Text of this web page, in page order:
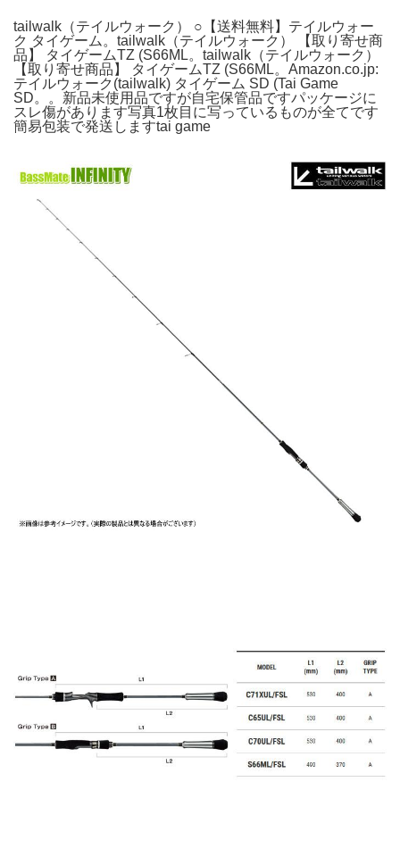
tailwalk（テイルウォーク） ○【送料無料】テイルウォー
ク タイゲーム。tailwalk（テイルウォーク） 【取り寄せ商
品】 タイゲームTZ (S66ML。tailwalk（テイルウォーク）
【取り寄せ商品】 タイゲームTZ (S66ML。Amazon.co.jp:
テイルウォーク(tailwalk) タイゲーム SD (Tai Game
SD。。新品未使用品ですが自宅保管品ですパッケージに
スレ傷があります写真1枚目に写っているものが全てです
簡易包装で発送しますtai game